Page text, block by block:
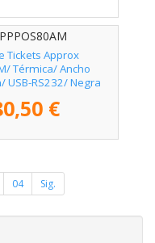
Tickets Approx
Térmica/ Ancho
USB-RS232/ Negra
€
04 Sig.